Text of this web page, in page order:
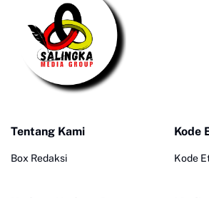
Tentang Kami
Box Redaksi
Kode
Kode